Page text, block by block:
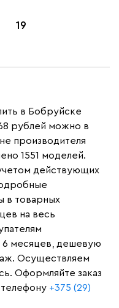
19
в Бобруйске
рублей можно в
производителя
1551 моделей.
действующих
в товарных
на весь
месяцев, дешевую
Осуществляем
Оформляйте заказ
телефону +375 (29)